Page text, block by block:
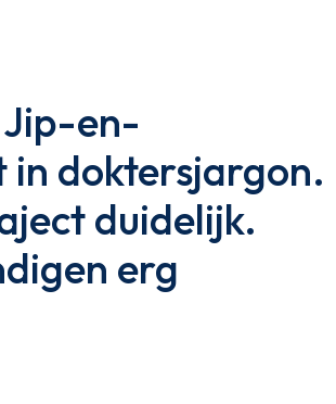
en-
in doktersjargon.
duidelijk.
erg